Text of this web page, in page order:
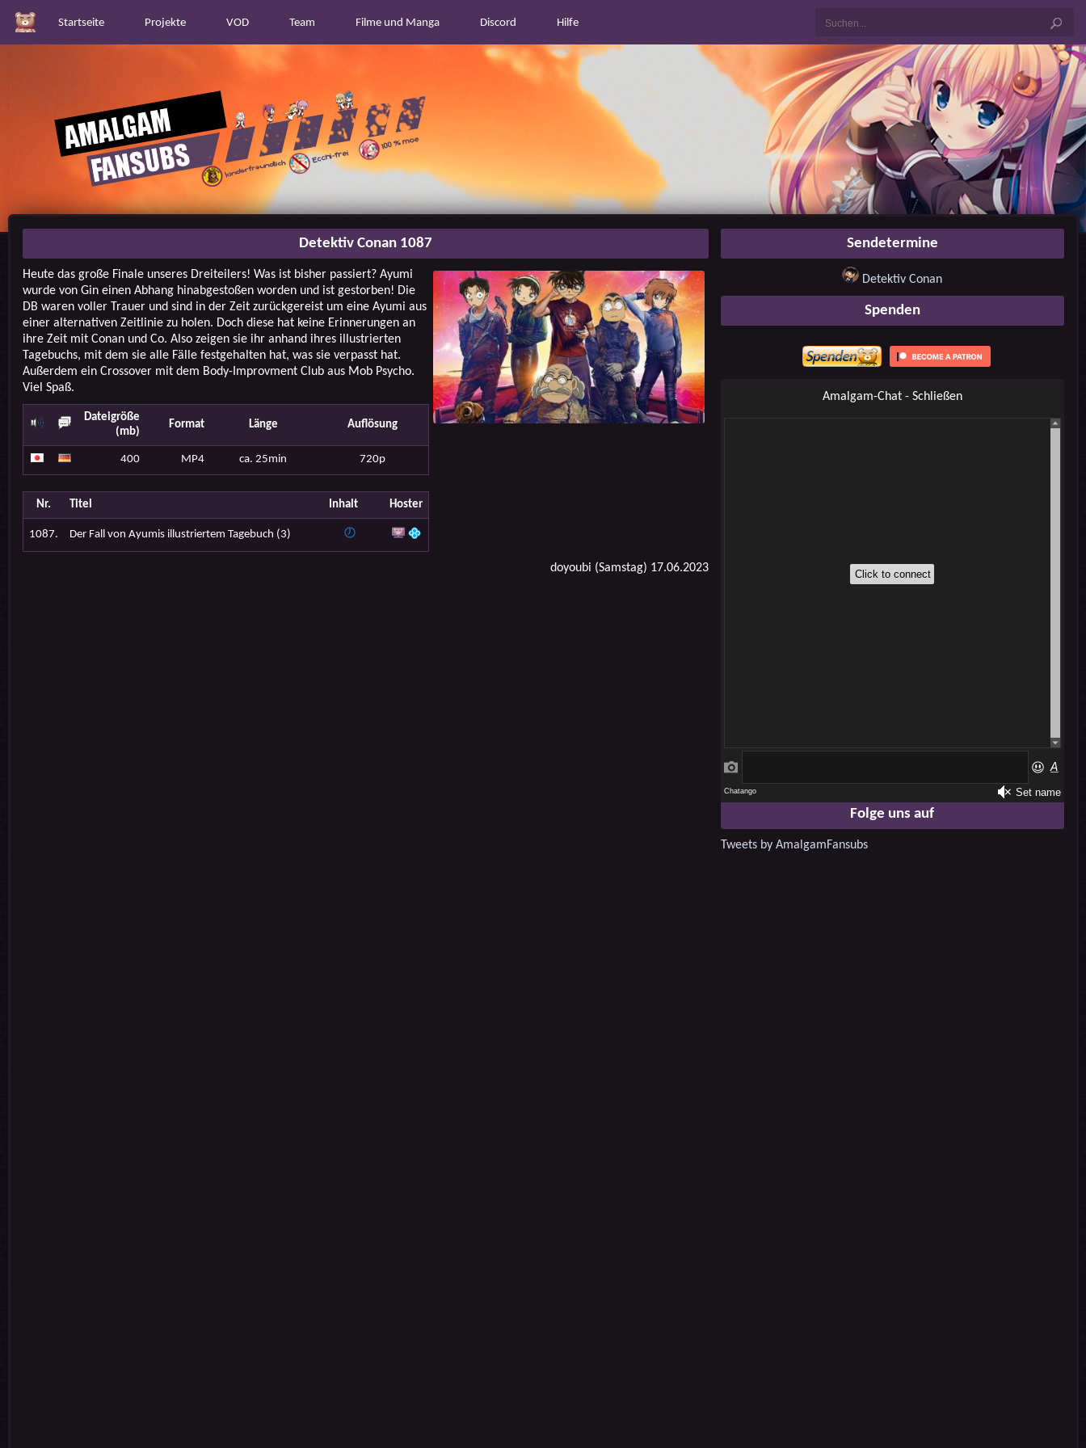
Startseite Projekte VOD Team Filme und Manga Discord Hilfe
Detektiv Conan 1087
Heute das große Finale unseres Dreiteilers! Was ist bisher passiert? Ayumi
wurde von Gin einen Abhang hinabgestoßen worden und ist gestorben! Die
DB waren voller Trauer und sind in der Zeit zurückgereist um eine Ayumi aus
einer alternativen Zeitlinie zu holen. Doch diese hat keine Erinnerungen an
ihre Zeit mit Conan und Co. Also zeigen sie ihr anhand ihres illustrierten
Tagebuchs, mit dem sie alle Fälle festgehalten hat, was sie verpasst hat.
Außerdem ein Crossover mit dem Body-Improvment Club aus Mob Psycho.
Viel Spaß.
Dateigröße
(mb)
Format Länge Auflösung
400 MP4 ca. 25min 720p
Nr. Titel Inhalt Hoster
1087. Der Fall von Ayumis illustriertem Tagebuch (3)
doyoubi (Samstag) 17.06.2023
Sendetermine
Detektiv Conan
Spenden
Amalgam-Chat - Schließen
Folge uns auf
Tweets by AmalgamFansubs